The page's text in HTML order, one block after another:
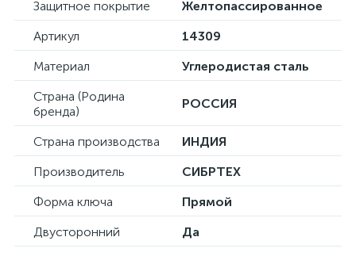
Защитное покрытие
Желтопассированное
Артикул
14309
Материал
Углеродистая сталь
Страна (Родина
бренда)
РОССИЯ
Страна производства
ИНДИЯ
Производитель
СИБРТЕХ
Форма ключа
Прямой
Двусторонний
Да